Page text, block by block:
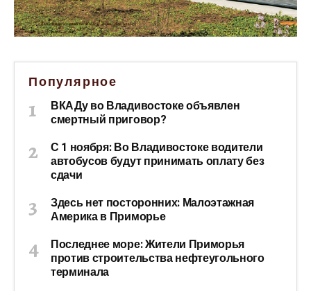
Популярное
ВКАДу во Владивостоке объявлен
смертный приговор?
С 1 ноября: Во Владивостоке водители
автобусов будут принимать оплату без
сдачи
Здесь нет посторонних: Малоэтажная
Америка в Приморье
Последнее море: Жители Приморья
против строительства нефтеугольного
терминала